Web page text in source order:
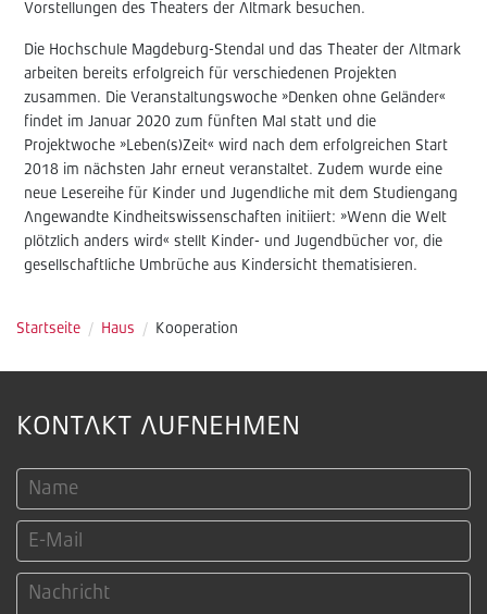
Vorstellungen des Theaters der Altmark besuchen.
Die Hochschule Magdeburg-Stendal und das Theater der Altmark
arbeiten bereits erfolgreich für verschiedenen Projekten
zusammen. Die Veranstaltungswoche »Denken ohne Geländer«
findet im Januar 2020 zum fünften Mal statt und die
Projektwoche »Leben(s)Zeit« wird nach dem erfolgreichen Start
2018 im nächsten Jahr erneut veranstaltet. Zudem wurde eine
neue Lesereihe für Kinder und Jugendliche mit dem Studiengang
Angewandte Kindheitswissenschaften initiiert: »Wenn die Welt
plötzlich anders wird« stellt Kinder- und Jugendbücher vor, die
gesellschaftliche Umbrüche aus Kindersicht thematisieren.
Startseite / Haus / Kooperation
KONTAKT AUFNEHMEN